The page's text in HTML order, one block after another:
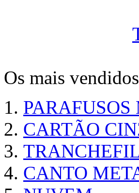
Os mais vendidos
CARTÃO
CANTO